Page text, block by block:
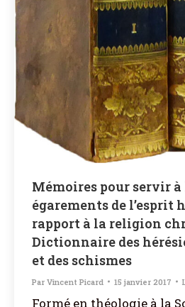
Mémoires pour servir à
égarements de l’esprit
rapport à la religion
Dictionnaire des
et des schismes
Par Vincent Picard 15 janvier 2017
Formé en théologie à la